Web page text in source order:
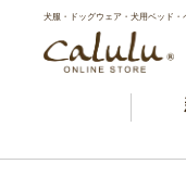
犬服・ドッグウェア・犬用ベッド・